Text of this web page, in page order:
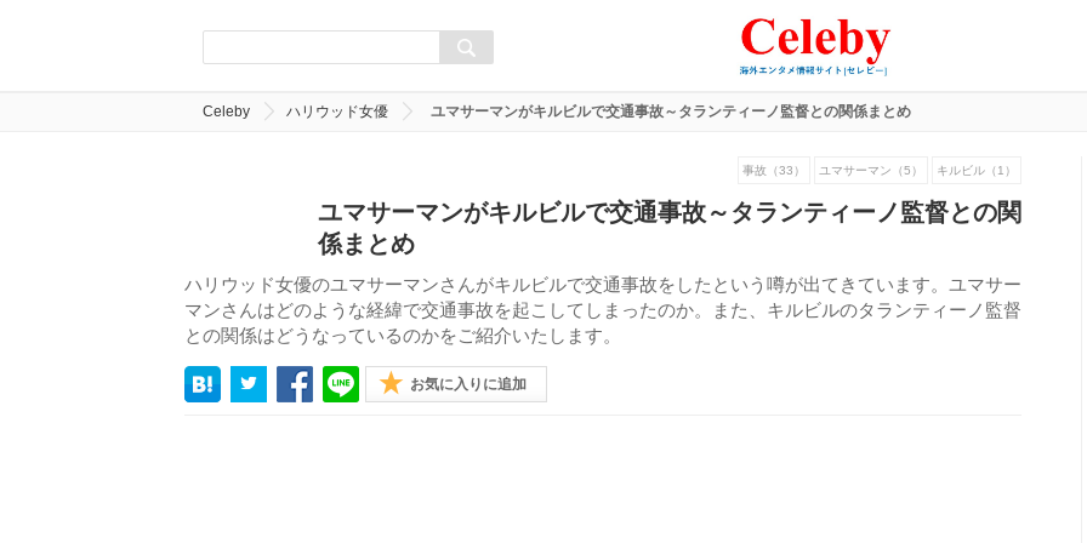
Celeby ハリウッド女優 ユマサーマンがキルビルで交通事故～タランティーノ監督との関係まとめ
事故（33） ユマサーマン（5） キルビル（1）
ユマサーマンがキルビルで交通事故～タランティーノ監督との関
係まとめ
ハリウッド女優のユマサーマンさんがキルビルで交通事故をしたという噂が出てきています。ユマサー
マンさんはどのような経緯で交通事故を起こしてしまったのか。また、キルビルのタランティーノ監督
との関係はどうなっているのかをご紹介いたします。
お気に入りに追加